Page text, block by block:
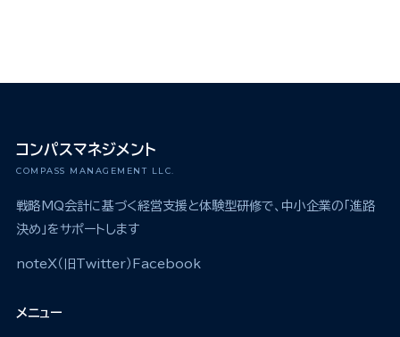
コンパスマネジメント
COMPASS MANAGEMENT LLC.
戦略MQ会計に基づく経営支援と体験型研修で、中小企業の「進路
決め」をサポートします
noteX（旧Twitter） Facebook
メニュー